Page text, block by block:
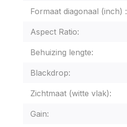
Formaat diagonaal (inch) :
Aspect Ratio:
Behuizing lengte:
Blackdrop:
Zichtmaat (witte vlak):
Gain: